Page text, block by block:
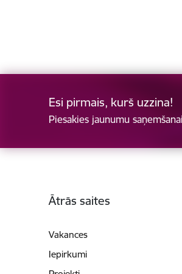
Esi pirmais, kurš uzzina!
Piesakies jaunumu
Ātrās saites
Vakances
Iepirkumi